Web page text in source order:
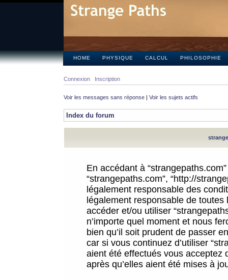
HOME PHYSIQUE CALCUL PHILOSOPHIE
Connexion Inscription
Voir les messages sans réponse | Voir les sujets actifs
Index du forum
En accédant à
“strangepaths.com”, “http://
légalement responsable des
légalement responsable de
accéder et/ou utiliser
n’importe quel moment et nous
bien qu’il soit prudent de passer
car si vous continuez d’utiliser
aient été effectués vous acceptez
après qu’elles aient été mises à